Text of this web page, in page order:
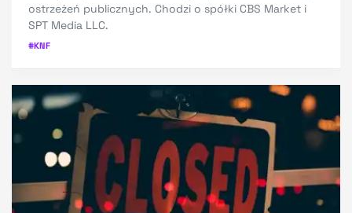
ostrzeżeń publicznych. Chodzi o spółki CBS Market i
SPT Media LLC.
#KNF